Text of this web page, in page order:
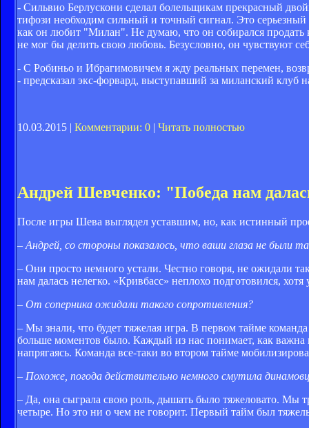
- Сильвио Берлускони сделал болельщикам прекрасный
тифози необходим сильный и точный сигнал. Это серьезный
как он любит "Милан". Не думаю, что он собирался продать
не мог бы делить свою любовь. Безусловно, он чувствуют
- С Робиньо и Ибрагимовичем я жду реальных перемен,
- предсказал экс-форвард, выступавший за миланский клуб
10.03.2015 | Комментарии: 0 | Читать полностью
Андрей Шевченко: "Победа нам
После игры Шева выглядел уставшим, но, как истинный
– Андрей, со стороны показалось, что ваши глаза не были
– Они просто немного устали. Честно говоря, не ожидали
нам далась нелегко. «Кривбасс» неплохо подготовился,
– От соперника ожидали такого сопротивления?
– Мы знали, что будет тяжелая игра. В первом тайме
больше моментов было. Каждый из нас понимает, как
напрягаясь. Команда все-таки во втором тайме
– Похоже, погода действительно немного смутила
– Да, она сыграла свою роль, дышать было тяжеловато. Мы
четыре. Но это ни о чем не говорит. Первый тайм был